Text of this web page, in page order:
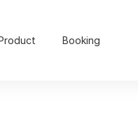
Booking